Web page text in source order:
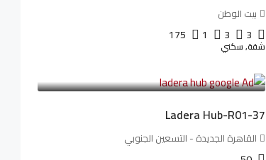
بيت الوطن
3
3
1
175
شقة, سكني
Ladera Hub-R01-37
القاهرة الجديدة - التسعين الجنوبي